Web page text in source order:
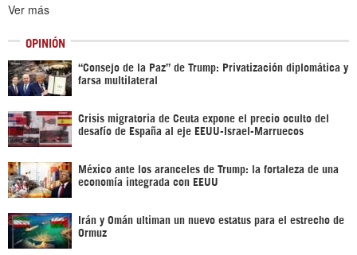
Ver más
OPINIÓN
“Consejo de la Paz” de Trump: Privatización diplomática y
farsa multilateral
Crisis migratoria de Ceuta expone el precio oculto del
desafío de España al eje EEUU-Israel-Marruecos
México ante los aranceles de Trump: la fortaleza de una
economía integrada con EEUU
Irán y Omán ultiman un nuevo estatus para el estrecho de
Ormuz